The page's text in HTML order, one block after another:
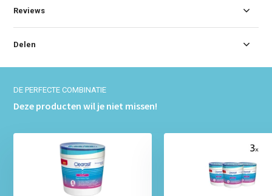
Reviews
Delen
DE PERFECTE COMBINATIE
Deze producten wil je niet missen!